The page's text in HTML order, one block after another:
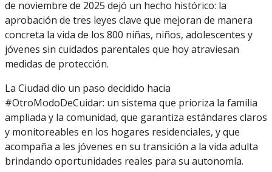
de noviembre de 2025 dejó un hecho histórico: la
aprobación de tres leyes clave que mejoran de manera
concreta la vida de los 800 niñas, niños, adolescentes y
jóvenes sin cuidados parentales que hoy atraviesan
medidas de protección.
La Ciudad dio un paso decidido hacia
#OtroModoDeCuidar: un sistema que prioriza la familia
ampliada y la comunidad, que garantiza estándares claros
y monitoreables en los hogares residenciales, y que
acompaña a les jóvenes en su transición a la vida adulta
brindando oportunidades reales para su autonomía.